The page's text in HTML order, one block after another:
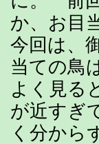
か、お目
今回は、
当ての鳥
よく見る
が近すぎ
く分から